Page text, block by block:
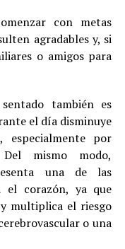
con metas
agradables y, si
o amigos para
también es
el día disminuye
por
Del mismo modo,
una de las
el corazón, ya que
multiplica el riesgo
o una